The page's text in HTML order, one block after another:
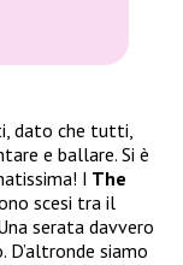
dato che tutti,
e ballare. Si è
I The
scesi tra il
serata davvero
siamo